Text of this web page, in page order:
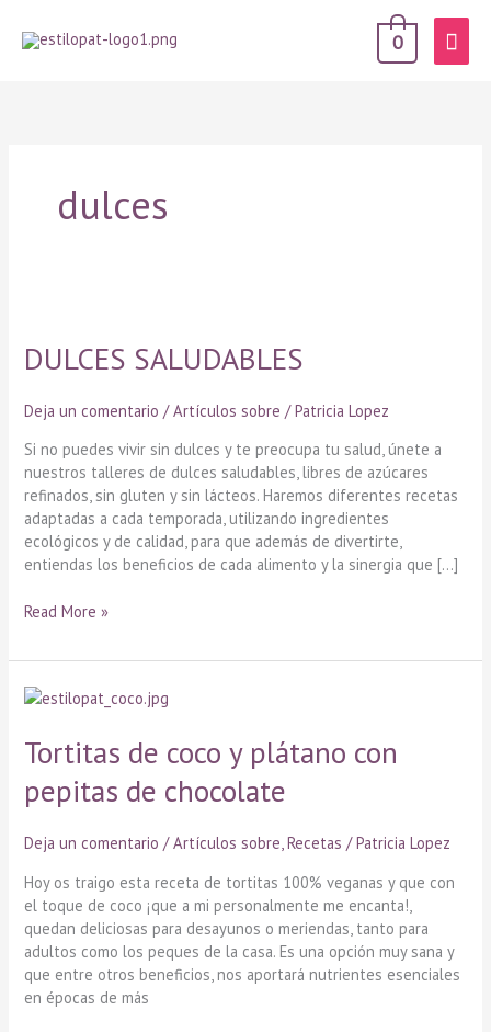
0
dulces
DULCES SALUDABLES
Deja un comentario /Artículos sobre /Patricia Lopez
Si no puedes vivir sin dulces y te preocupa tu salud, únete a
nuestros talleres de dulces saludables, libres de azúcares
refinados, sin gluten y sin lácteos. Haremos diferentes recetas
adaptadas a cada temporada, utilizando ingredientes
ecológicos y de calidad, para que además de divertirte,
entiendas los beneficios de cada alimento y la sinergia que […]
Read More »
Tortitas de coco y plátano con
pepitas de chocolate
Deja un comentario /Artículos sobre,Recetas /Patricia Lopez
Hoy os traigo esta receta de tortitas 100% veganas y que con
el toque de coco ¡que a mi personalmente me encanta!,
quedan deliciosas para desayunos o meriendas, tanto para
adultos como los peques de la casa. Es una opción muy sana y
que entre otros beneficios, nos aportará nutrientes esenciales
en épocas de más
Tortitas
coco
plátano
con
pepitas
chocolate